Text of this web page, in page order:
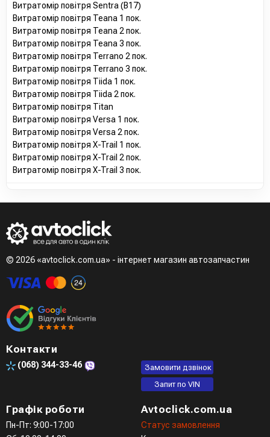
Витратомір повітря Sentra (B17)
Витратомір повітря Teana 1 пок.
Витратомір повітря Teana 2 пок.
Витратомір повітря Teana 3 пок.
Витратомір повітря Terrano 2 пок.
Витратомір повітря Terrano 3 пок.
Витратомір повітря Tiida 1 пок.
Витратомір повітря Tiida 2 пок.
Витратомір повітря Titan
Витратомір повітря Versa 1 пок.
Витратомір повітря Versa 2 пок.
Витратомір повітря X-Trail 1 пок.
Витратомір повітря X-Trail 2 пок.
Витратомір повітря X-Trail 3 пок.
© 2026 «avtoclick.com.ua» - інтернет магазин автозапчастин
Контакти
(068) 344-33-46
Замовити дзвінок
Запит по VIN
Графік роботи
Пн-Пт: 9:00-17:00
Avtoclick.com.ua
Статус замовлення